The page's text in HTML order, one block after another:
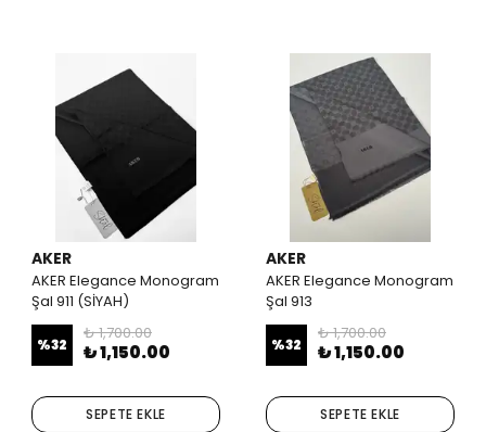
AKER
AKER Elegance Monogram
Şal 911 (SİYAH)
%32
₺ 1,700.00
₺ 1,150.00
SEPETE EKLE
AKER
AKER Elegance Monogram
Şal 913
%32
₺ 1,700.00
₺ 1,150.00
SEPETE EKLE